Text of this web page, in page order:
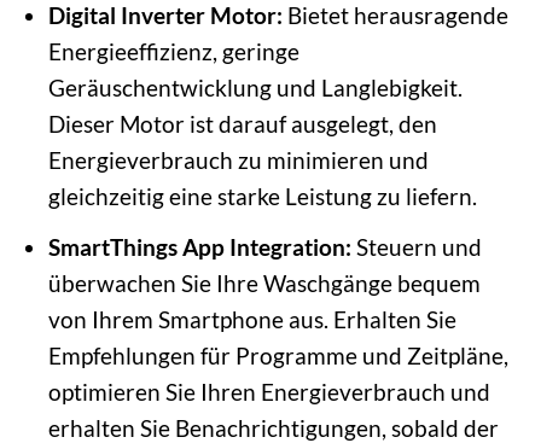
Digital Inverter Motor: Bietet herausragende
Energieeffizienz, geringe
Geräuschentwicklung und Langlebigkeit.
Dieser Motor ist darauf ausgelegt, den
Energieverbrauch zu minimieren und
gleichzeitig eine starke Leistung zu liefern.
SmartThings App Integration: Steuern und
überwachen Sie Ihre Waschgänge bequem
von Ihrem Smartphone aus. Erhalten Sie
Empfehlungen für Programme und Zeitpläne,
optimieren Sie Ihren Energieverbrauch und
erhalten Sie Benachrichtigungen, sobald der